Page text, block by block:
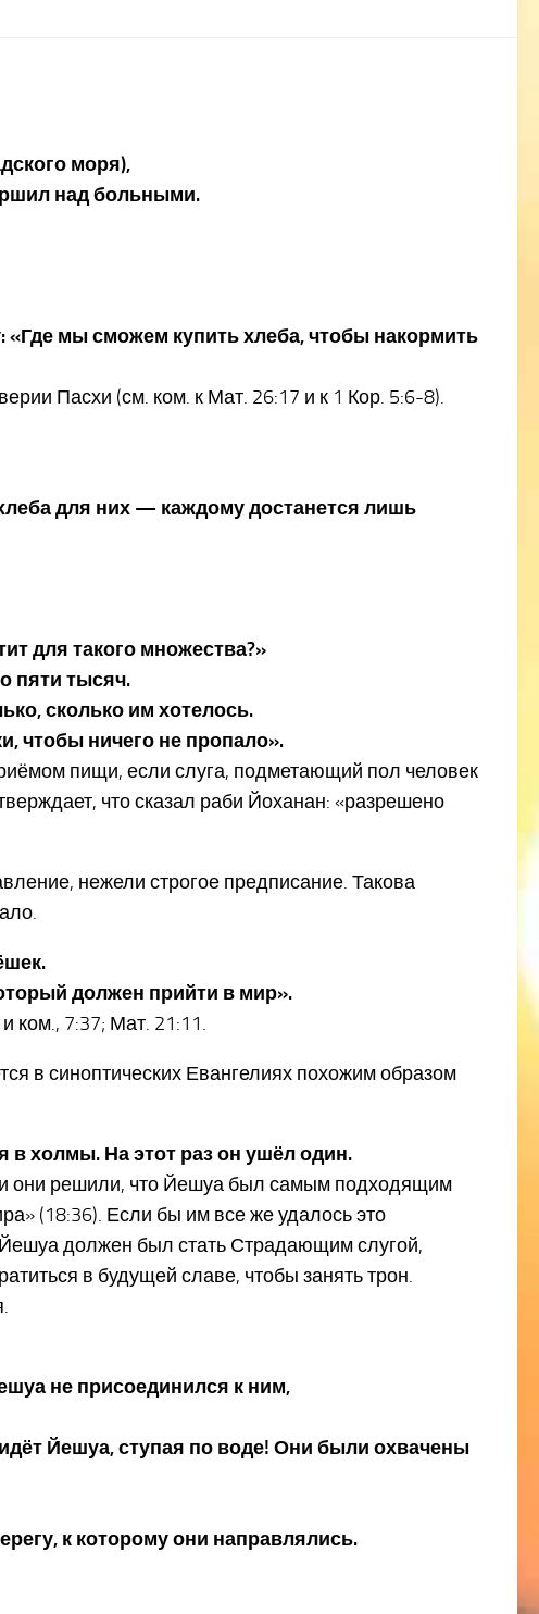
моря),
над больными.
«Где мы сможем купить хлеба, чтобы накормить
Пасхи (см. ком. к Мат. 26:17 и к 1 Кор. 5:6-8).
для них — каждому достанется лишь
для такого множества?»
пяти тысяч.
сколько им хотелось.
чтобы ничего не пропало».
пищи, если слуга, подметающий пол человек
что сказал раби Йоханан: «разрешено
нежели строгое предписание. Такова
должен прийти в мир».
ком., 7:37; Мат. 21:11.
в синоптических Евангелиях похожим образом
в холмы. На этот раз он ушёл один.
и они решили, что Йешуа был самым подходящим
(18:36). Если бы им все же удалось это
должен был стать Страдающим слугой,
в будущей славе, чтобы занять трон.
не присоединился к ним,
Йешуа, ступая по воде! Они были охвачены
к которому они направлялись.